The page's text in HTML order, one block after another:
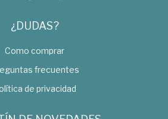
¿DUDAS?
Como comprar
frecuentes
de privacidad